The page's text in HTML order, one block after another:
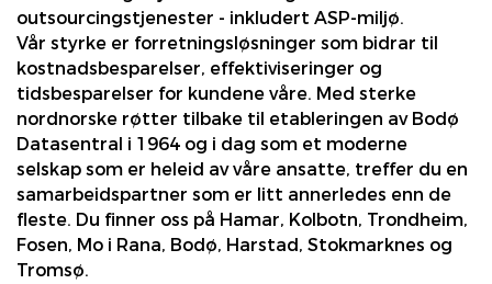
outsourcingstjenester - inkludert ASP-miljø.
Vår styrke er forretningsløsninger som bidrar til
kostnadsbesparelser, effektiviseringer og
tidsbesparelser for kundene våre. Med sterke
nordnorske røtter tilbake til etableringen av Bodø
Datasentral i 1964 og i dag som et moderne
selskap som er heleid av våre ansatte, treffer du en
samarbeidspartner som er litt annerledes enn de
fleste. Du finner oss på Hamar, Kolbotn, Trondheim,
Fosen, Mo i Rana, Bodø, Harstad, Stokmarknes og
Tromsø.